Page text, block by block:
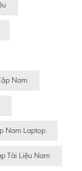
Nam
Nam Laptop
Tài Liệu Nam